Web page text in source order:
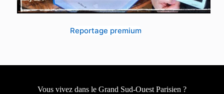
Reportage premium
Vous vivez dans le Grand Sud-Ouest Parisien ?